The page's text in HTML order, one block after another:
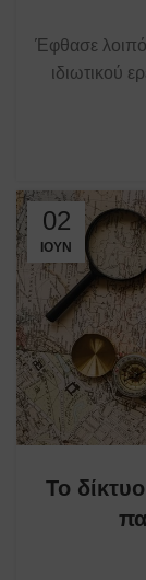
Έφθασε
ιδιωτικού
02
ΙΟΎΝ
Το